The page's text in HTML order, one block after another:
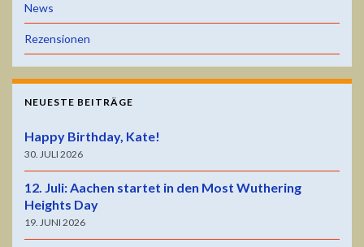
News
Rezensionen
NEUESTE BEITRÄGE
Happy Birthday, Kate!
30. JULI 2026
12. Juli: Aachen startet in den Most Wuthering
Heights Day
19. JUNI 2026